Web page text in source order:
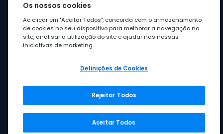
A Moloni faz parte dogrupo Visma
Grupo Visma
Visma em Portugal
Os nossos cookies
Ao clicar em "Aceitar Todos", concorda com o armazenamento
de cookies no seu dispositivo para melhorar a navegação no
site, analisar a utilização do site e ajudar nas nossas
iniciativas de marketing.
Definições de Cookies
Rejeitar Todos
Aceitar Todos